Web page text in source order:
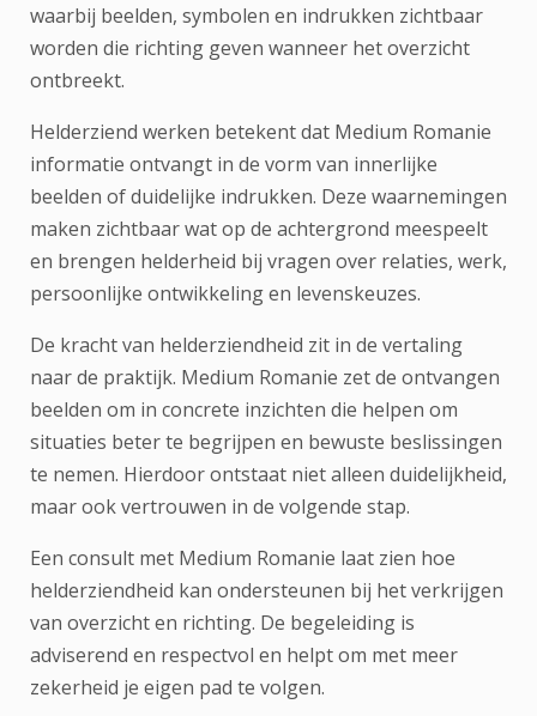
waarbij beelden, symbolen en indrukken zichtbaar
worden die richting geven wanneer het overzicht
ontbreekt.
Helderziend werken betekent dat Medium Romanie
informatie ontvangt in de vorm van innerlijke
beelden of duidelijke indrukken. Deze waarnemingen
maken zichtbaar wat op de achtergrond meespeelt
en brengen helderheid bij vragen over relaties, werk,
persoonlijke ontwikkeling en levenskeuzes.
De kracht van helderziendheid zit in de vertaling
naar de praktijk. Medium Romanie zet de ontvangen
beelden om in concrete inzichten die helpen om
situaties beter te begrijpen en bewuste beslissingen
te nemen. Hierdoor ontstaat niet alleen duidelijkheid,
maar ook vertrouwen in de volgende stap.
Een consult met Medium Romanie laat zien hoe
helderziendheid kan ondersteunen bij het verkrijgen
van overzicht en richting. De begeleiding is
adviserend en respectvol en helpt om met meer
zekerheid je eigen pad te volgen.